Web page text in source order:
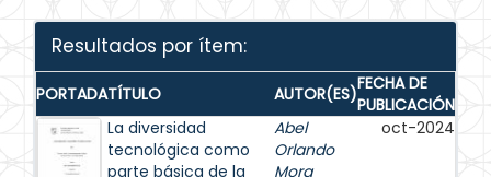
Resultados por ítem:
PORTADATÍTULO AUTOR(ES)FECHA DE
PUBLICACIÓN
La diversidad
tecnológica como
parte básica de la
Abel
Orlando
Mora
oct-2024